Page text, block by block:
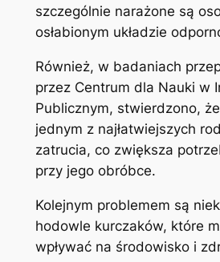
szczególnie narażone są
osłabionym układzie
Również, w badaniach
przez Centrum dla Nauki w
Publicznym, stwierdzono,
jednym z najłatwiejszych
zatrucia, co zwiększa
przy jego obróbce.
Kolejnym problemem są
hodowle kurczaków, które
wpływać na środowisko i